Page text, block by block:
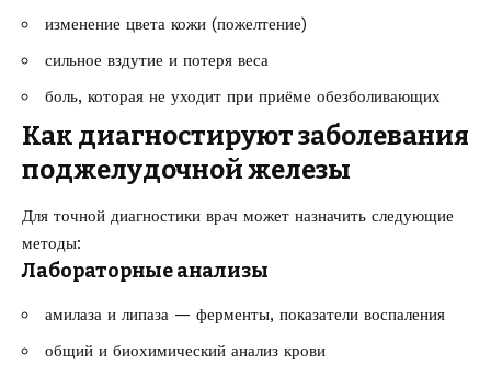
изменение цвета кожи (пожелтение)
сильное вздутие и потеря веса
боль, которая не уходит при приёме обезболивающих
Как диагностируют заболевания
поджелудочной железы
Для точной диагностики врач может назначить следующие
методы:
Лабораторные анализы
амилаза и липаза — ферменты, показатели воспаления
общий и биохимический анализ крови